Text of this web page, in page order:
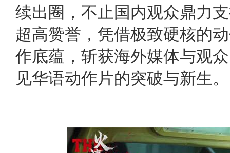
续出圈，不止国内观众鼎力
超高赞誉，凭借极致硬核的
作底蕴，斩获海外媒体与观
见华语动作片的突破与新生。